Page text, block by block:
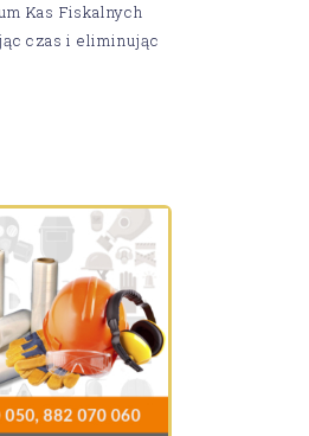
Kas Fiskalnych
czas i eliminując